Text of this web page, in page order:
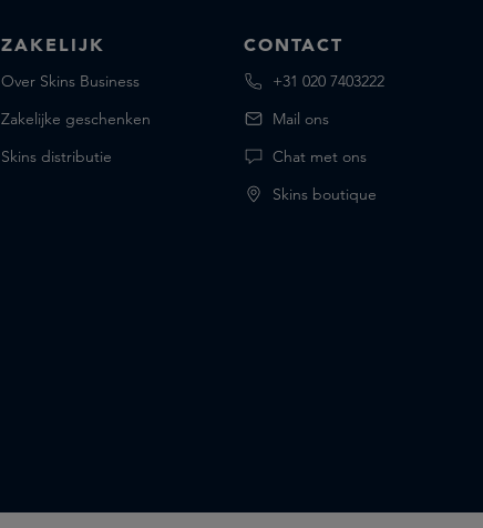
ZAKELIJK
Over Skins Business
Zakelijke geschenken
Skins distributie
CONTACT
+31 020 7403222
Mail ons
Chat met ons
Skins boutique